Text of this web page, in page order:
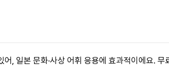
, 일본 문화·사상 어휘 응용에 효과적이에요. 무